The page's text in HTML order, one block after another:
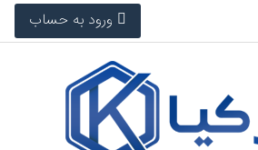
ورود به حساب